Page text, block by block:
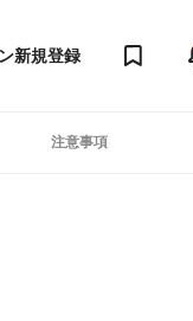
新規登録
注意事項